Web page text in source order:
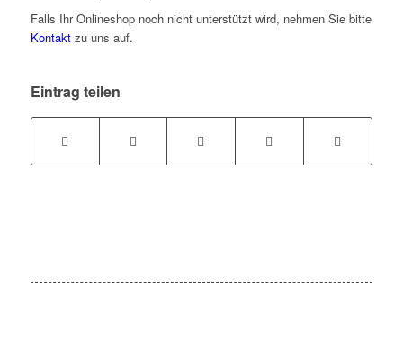
Falls Ihr Onlineshop noch nicht unterstützt wird, nehmen Sie bitte
Kontaktzu uns auf.
Eintrag teilen